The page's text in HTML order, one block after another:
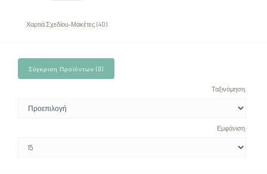
Χαρτιά Σχεδίου-Μακέτες (40)
Σύγκριση Προϊόντων (0)
Ταξινόμηση:
Εμφάνιση: